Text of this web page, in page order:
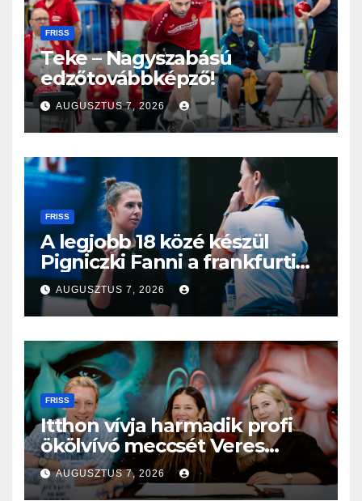
FRISS
Teke – Nagyszabású
edzőtovábbképző!
AUGUSZTUS 7, 2026
FRISS
A legjobb 18 közé készül
Pigniczki Fanni a frankfurti
világbajnokságon
AUGUSZTUS 7, 2026
FRISS
Itthon vívja harmadik profi
ökölvívó meccsét Veres
Roland szeptemberben
AUGUSZTUS 7, 2026